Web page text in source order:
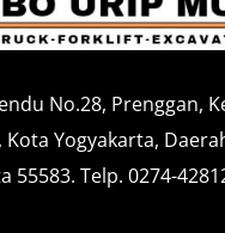
No.28, Prenggan,
Kota Yogyakarta,
55583. Telp. 0274-